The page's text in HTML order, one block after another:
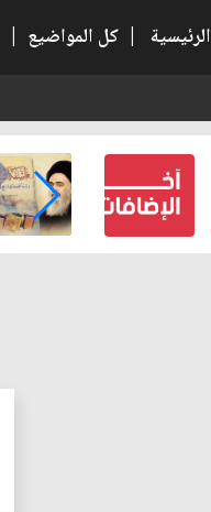
الرئيسية | كل المواضيع |
الحضارات